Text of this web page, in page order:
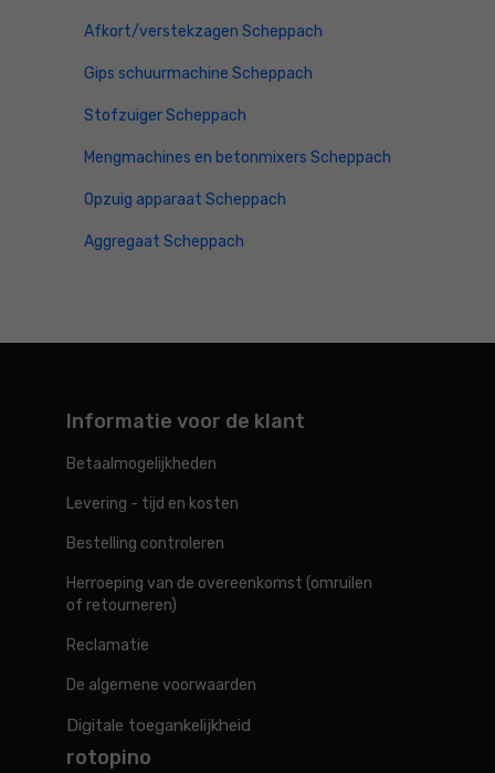
Afkort/verstekzagen Scheppach
Gips schuurmachine Scheppach
Stofzuiger Scheppach
Mengmachines en betonmixers Scheppach
Opzuig apparaat Scheppach
Aggregaat Scheppach
Informatie voor de klant
Betaalmogelijkheden
Levering - tijd en kosten
Bestelling controleren
Herroeping van de overeenkomst (omruilen
of retourneren)
Reclamatie
De algemene voorwaarden
Digitale toegankelijkheid
rotopino